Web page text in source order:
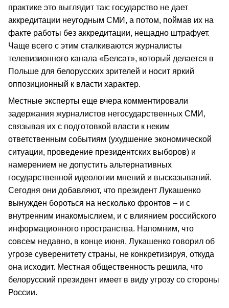
практике это выглядит так: государство не дает
аккредитации неугодным СМИ, а потом, поймав их на
факте работы без аккредитации, нещадно штрафует.
Чаще всего с этим сталкиваются журналисты
телевизионного канала «Белсат», который делается в
Польше для белорусских зрителей и носит яркий
оппозиционный к власти характер.
Местные эксперты еще вчера комментировали
задержания журналистов негосударственных СМИ,
связывая их с подготовкой власти к неким
ответственным событиям (ухудшение экономической
ситуации, проведение президентских выборов) и
намерением не допустить альтернативных
государственной идеологии мнений и высказываний.
Сегодня они добавляют, что президент Лукашенко
вынужден бороться на несколько фронтов – и с
внутренним инакомыслием, и с влиянием российского
информационного пространства. Напомним, что
совсем недавно, в конце июня, Лукашенко говорил об
угрозе суверенитету страны, не конкретизируя, откуда
она исходит. Местная общественность решила, что
белорусский президент имеет в виду угрозу со стороны
России.